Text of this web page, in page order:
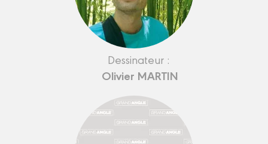
Dessinateur :
Olivier MARTIN